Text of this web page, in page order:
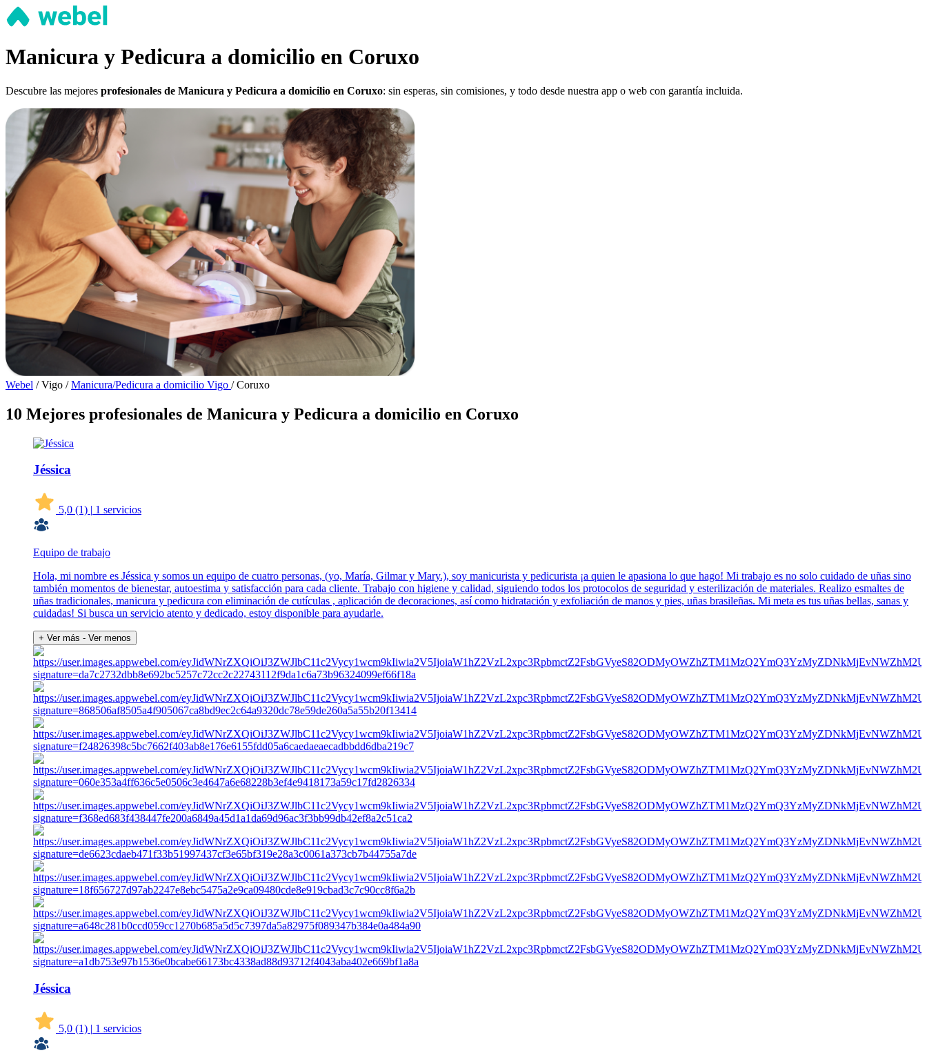
Manicura y Pedicura a domicilio en Coruxo
Descubre las mejores profesionales de Manicura y Pedicura a domicilio en Coruxo: sin esperas, sin comisiones, y todo desde nuestra app o web con garantía incluida.
Webel / Vigo / Manicura/Pedicura a domicilio Vigo / Coruxo
10 Mejores profesionales de Manicura y Pedicura a domicilio en Coruxo
Jéssica
5,0 (1) | 1 servicios
Equipo de trabajo
Hola, mi nombre es Jéssica y somos un equipo de cuatro personas, (yo, María, Gilmar y Mary.), soy manicurista y pedicurista ¡a quien le apasiona lo que hago! Mi trabajo es no solo cuidado de uñas sino
también momentos de bienestar, autoestima y satisfacción para cada cliente. Trabajo con higiene y calidad, siguiendo todos los protocolos de seguridad y esterilización de materiales. Realizo esmaltes de
uñas tradicionales, manicura y pedicura con eliminación de cutículas , aplicación de decoraciones, así como hidratación y exfoliación de manos y pies, uñas brasileñas. Mi meta es tus uñas bellas, sanas y
cuidadas! Si busca un servicio atento y dedicado, estoy disponible para ayudarle.
+ Ver más - Ver menos
Jéssica
5,0 (1) | 1 servicios